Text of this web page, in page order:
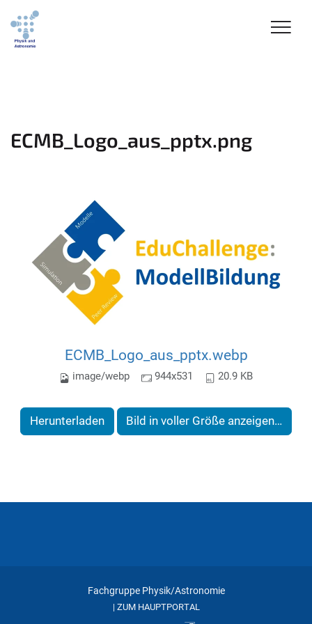
ECMB_Logo_aus_pptx.png
ECMB_Logo_aus_pptx.webp
image/webp 944x531 20.9 KB
Herunterladen Bild in voller Größe anzeigen…
Fachgruppe Physik/Astronomie
ZUM HAUPTPORTAL